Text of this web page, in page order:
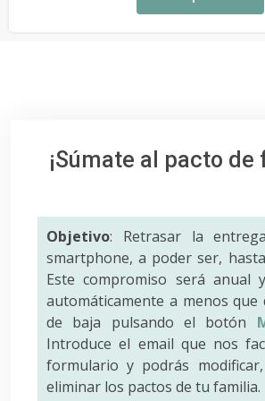
¡Súmate al pacto
Objetivo: Retrasar la
smartphone, a poder ser,
Este compromiso será anual
automáticamente a menos que
de baja pulsando el botón
Introduce el email que nos
formulario y podrás
eliminar los pactos de tu familia.